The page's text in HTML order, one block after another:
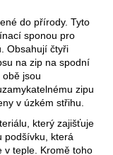
do přírody. Tyto
sponou pro
Obsahují čtyři
na zip na spodní
jsou
zipu
v úzkém střihu.
který zajišťuje
podšívku, která
v teple. Kromě toho